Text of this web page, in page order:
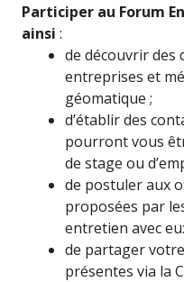
Participer au Forum
ainsi :
de découvrir des
entreprises et
géomatique ;
d’établir des
pourront vous
de stage ou
de postuler aux
proposées par
entretien avec
de partager
présentes via la